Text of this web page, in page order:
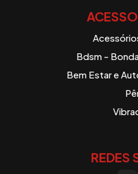
Bdsm -
Bem Estar e
REDES